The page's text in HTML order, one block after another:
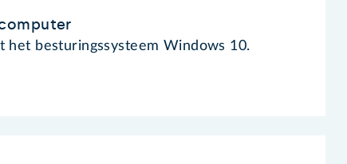
het besturingssysteem Windows 10.